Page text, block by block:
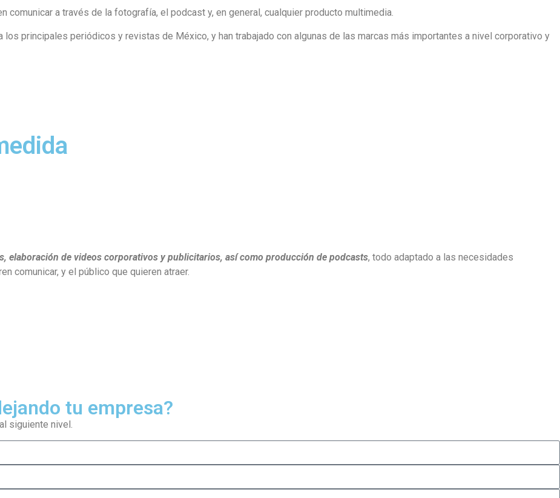
comunicar a través de la fotografía, el podcast y, en general, cualquier producto multimedia.
principales periódicos y revistas de México, y han trabajado con algunas de las marcas más importantes a nivel corporativo y
elaboración de videos corporativos y publicitarios, así como producción de podcasts, todo adaptado a las necesidades
comunicar, y el público que quieren atraer.
tu empresa?
siguiente nivel.